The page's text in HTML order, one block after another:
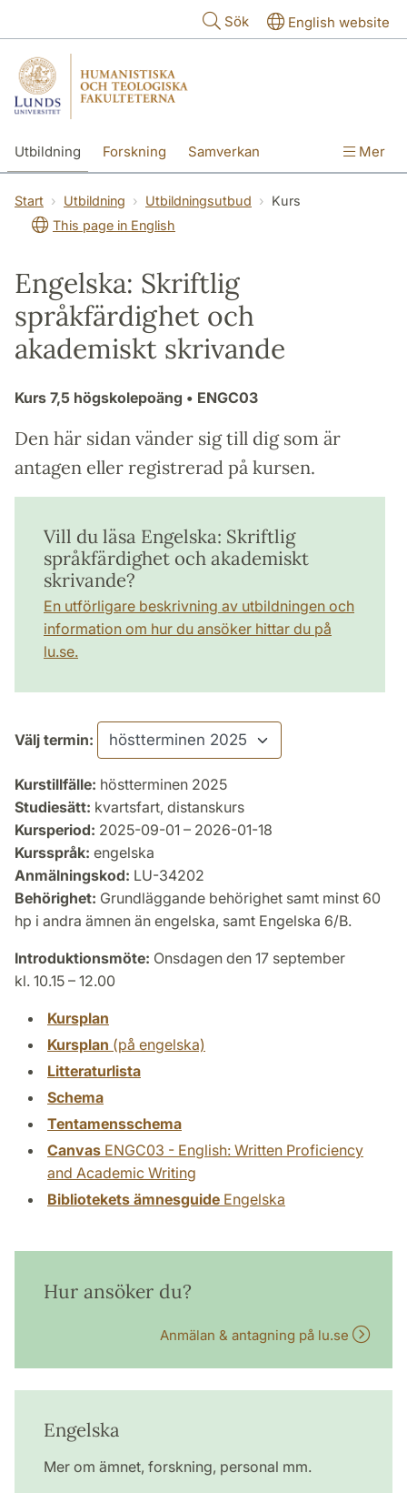
Sök English website
Utbildning Forskning Samverkan Mer
Start Utbildning Utbildningsutbud
Kurs
This page in English
Engelska: Skriftlig
språkfärdighet och
akademiskt skrivande
Kurs 7,5 högskolepoäng • ENGC03
Den här sidan vänder sig till dig som är
antagen eller registrerad på kursen.
Vill du läsa Engelska: Skriftlig
språkfärdighet och akademiskt
skrivande?
En utförligare beskrivning av utbildningen och
information om hur du ansöker hittar du på
lu.se.
Välj termin:
Kurstillfälle: höstterminen 2025
Studiesätt: kvartsfart, distanskurs
Kursperiod: 2025-09-01 – 2026-01-18
Kursspråk: engelska
Anmälningskod: LU-34202
Behörighet: Grundläggande behörighet samt minst 60
hp i andra ämnen än engelska, samt Engelska 6/B.
Introduktionsmöte: Onsdagen den 17 september
kl. 10.15 – 12.00
Kursplan
Kursplan (på engelska)
Litteraturlista
Schema
Tentamensschema
Canvas ENGC03 - English: Written Proficiency
and Academic Writing
Bibliotekets ämnesguide Engelska
Hur ansöker du?
Anmälan & antagning på lu.se
Engelska
Mer om ämnet, forskning, personal mm.